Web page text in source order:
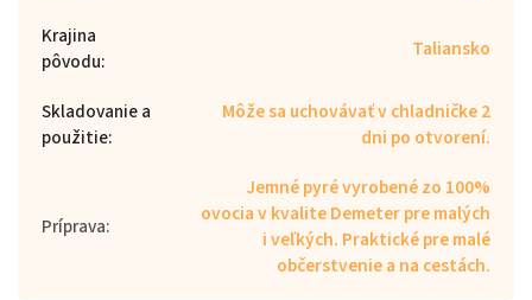
Krajina
pôvodu: Taliansko
Skladovanie a
použitie:
Môže sa uchovávať v chladničke 2
dni po otvorení.
Príprava:
Jemné pyré vyrobené zo 100%
ovocia v kvalite Demeter pre malých
i veľkých. Praktické pre malé
občerstvenie a na cestách.